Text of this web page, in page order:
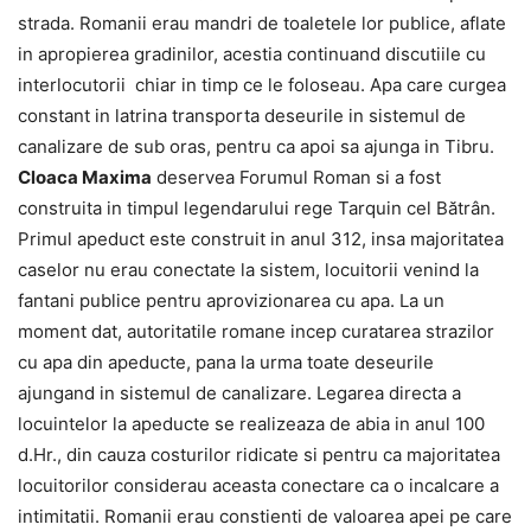
strada. Romanii erau mandri de toaletele lor publice, aflate
in apropierea gradinilor, acestia continuand discutiile cu
interlocutorii chiar in timp ce le foloseau. Apa care curgea
constant in latrina transporta deseurile in sistemul de
canalizare de sub oras, pentru ca apoi sa ajunga in Tibru.
Cloaca Maxima deservea Forumul Roman si a fost
construita in timpul legendarului rege Tarquin cel Bătrân.
Primul apeduct este construit in anul 312, insa majoritatea
caselor nu erau conectate la sistem, locuitorii venind la
fantani publice pentru aprovizionarea cu apa. La un
moment dat, autoritatile romane incep curatarea strazilor
cu apa din apeducte, pana la urma toate deseurile
ajungand in sistemul de canalizare. Legarea directa a
locuintelor la apeducte se realizeaza de abia in anul 100
d.Hr., din cauza costurilor ridicate si pentru ca majoritatea
locuitorilor considerau aceasta conectare ca o incalcare a
intimitatii. Romanii erau constienti de valoarea apei pe care